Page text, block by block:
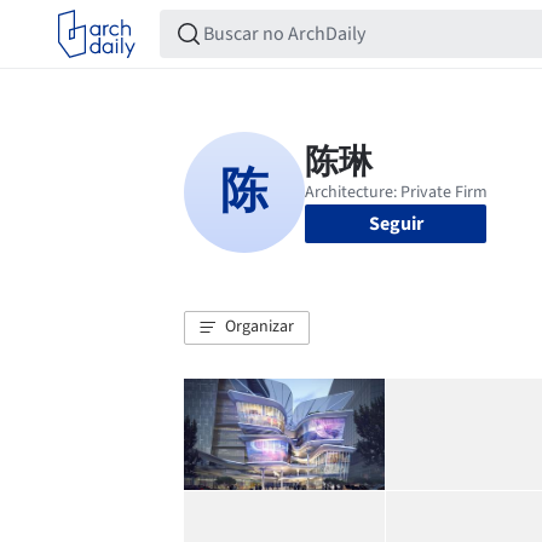
Seguir
Organizar